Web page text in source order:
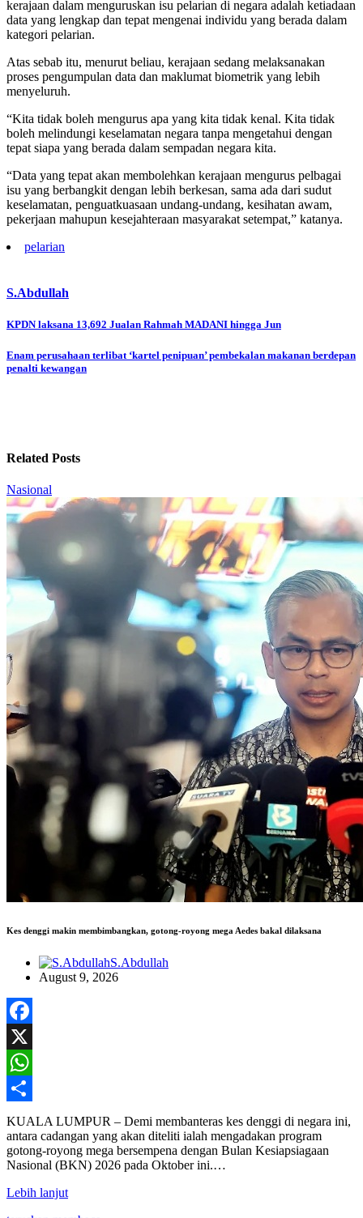
kerajaan dalam menguruskan isu pelarian di negara adalah ketiadaan
data yang lengkap dan tepat mengenai individu yang berada dalam
kategori pelarian.
Atas sebab itu, menurut beliau, kerajaan sedang melaksanakan
proses pengumpulan data dan maklumat biometrik yang lebih
menyeluruh.
“Kita tidak boleh mengurus apa yang kita tidak kenal. Kita tidak
boleh melindungi keselamatan negara tanpa mengetahui dengan
tepat siapa yang berada dalam sempadan negara kita.
“Data yang tepat akan membolehkan kerajaan mengurus pelbagai
isu yang berbangkit dengan lebih berkesan, sama ada dari sudut
keselamatan, penguatkuasaan undang-undang, kesihatan awam,
pekerjaan mahupun kesejahteraan masyarakat setempat,” katanya.
pelarian
S.Abdullah
Post
navigation
KPDN laksana 13,692 Jualan Rahmah MADANI hingga Jun
Enam perusahaan terlibat ‘kartel penipuan’ pembekalan makanan berdepan
penalti kewangan
Related Posts
Nasional
Kes denggi makin membimbangkan, gotong-royong mega Aedes bakal dilaksana
S.Abdullah
August 9, 2026
Facebook
X
WhatsApp
Share
KUALA LUMPUR – Demi membanteras kes denggi di negara ini,
antara cadangan yang akan diteliti ialah mengadakan program
gotong-royong mega bersempena dengan Bulan Kesiapsiagaan
Nasional (BKN) 2026 pada Oktober ini.…
Lebih lanjut